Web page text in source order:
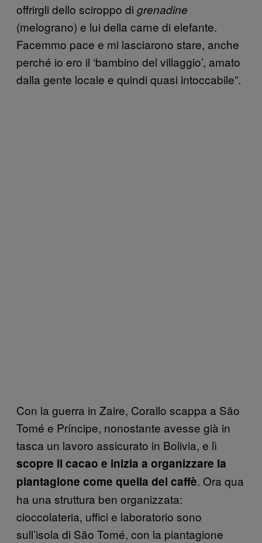
offrirgli dello sciroppo di grenadine
(melograno) e lui della carne di elefante.
Facemmo pace e mi lasciarono stare, anche
perché io ero il ‘bambino del villaggio’, amato
dalla gente locale e quindi quasi intoccabile”.
Con la guerra in Zaire, Corallo scappa a São
Tomé e Príncipe, nonostante avesse già in
tasca un lavoro assicurato in Bolivia, e lì
scopre il cacao e inizia a organizzare la
piantagione come quella del caffè. Ora qua
ha una struttura ben organizzata:
cioccolateria, uffici e laboratorio sono
sull’isola di São Tomé, con la piantagione